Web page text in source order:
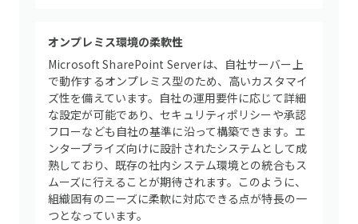
オンプレミス環境の柔軟性
Microsoft SharePoint Serverは、自社サーバー上
で動作するオンプレミス型のため、高いカスタマイ
ズ性を備えています。自社の運用要件に応じて詳細
な設定が可能であり、セキュリティポリシーや承認
フローなども自社の基準に沿って構築できます。エ
ンタープライズ向けに設計されたシステムとして成
熟しており、既存の社内システム環境との統合もス
ムーズに行えることが期待されます。このように、
組織固有のニーズに柔軟に対応できる点が特長の一
つとなっています。